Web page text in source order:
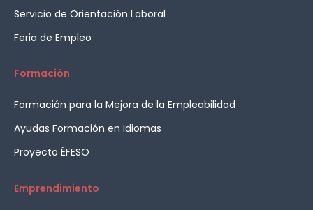
Servicio de Orientación Laboral
Feria de Empleo
Formación
Formación para la Mejora de la Empleabilidad
Ayudas Formación en Idiomas
Proyecto ÉFESO
Emprendimiento